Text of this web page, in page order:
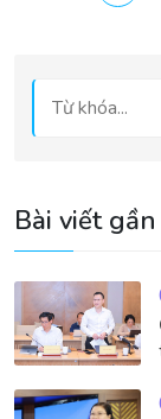
Bài viết